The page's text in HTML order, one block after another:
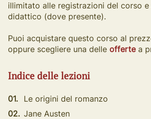
illimitato alle registrazioni del corso e
didattico (dove presente).
Puoi acquistare questo corso al
oppure scegliere una delle offertea
Indice delle lezioni
01.
Le origini del romanzo
02. Jane Austen